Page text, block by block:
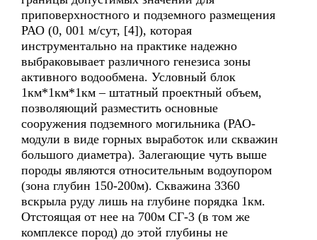
приповерхностного и подземного размещения
РАО (0, 001 м/сут, [4]), которая
инструментально на практике надежно
выбраковывает различного генезиса зоны
активного водообмена. Условный блок
1км*1км*1км – штатный проектный объем,
позволяющий разместить основные
сооружения подземного могильника (РАО-
модули в виде горных выработок или скважин
большого диаметра). Залегающие чуть выше
породы являются относительным водоупором
(зона глубин 150-200м). Скважина 3360
вскрыла руду лишь на глубине порядка 1км.
Отстоящая от нее на 700м СГ-3 (в том же
комплексе пород) до этой глубины не